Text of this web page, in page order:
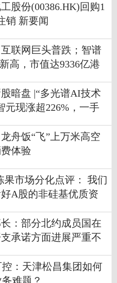
股份(00386.HK)回购1
销 新要闻
联网巨头普跌；智谱
高，市值达9336亿港
｜港股收盘-焦点速递
暗盘 |“多光谱AI技术
元现涨超226%，一手
舟饭“飞”上万米高空
体验
果市场分化点评： 我们
A股的非硅基优质资
：部分北约成员国在
承诺方面进展严重不
：天津松昌集团如何
难题？